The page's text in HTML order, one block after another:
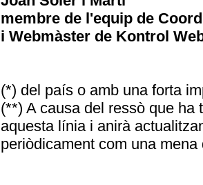
membre de l'equip de
i Webmàster de Kontrol
(*) del país o amb una forta
(**) A causa del ressò que
aquesta línia i anirà
periòdicament com una